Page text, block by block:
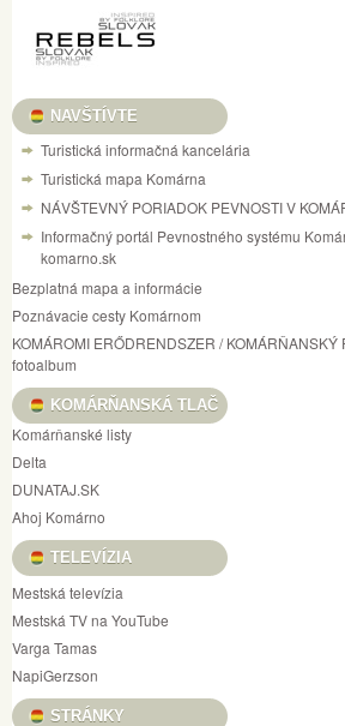
NAVŠTÍVTE
Turistická informačná kancelária
Turistická mapa Komárna
NÁVŠTEVNÝ PORIADOK PEVNOSTI V
Informačný portál Pevnostného systému
komarno.sk
Bezplatná mapa a informácie
Poznávacie cesty Komárnom
KOMÁROMI ERŐDRENDSZER / KOMÁRŇANSKÝ
fotoalbum
KOMÁRŇANSKÁ TLAČ
Komárňanské listy
Delta
DUNATAJ.SK
Ahoj Komárno
TELEVÍZIA
Mestská televízia
Mestská TV na YouTube
Varga Tamas
NapiGerzson
STRÁNKY